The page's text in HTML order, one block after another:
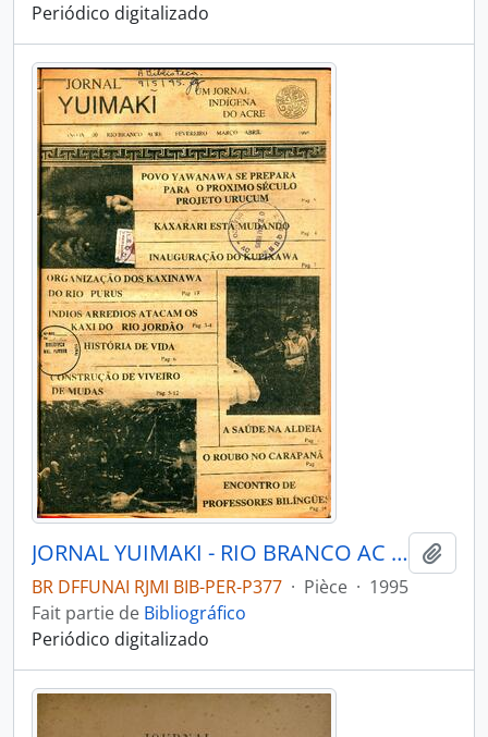
Periódico digitalizado
JORNAL YUIMAKI - RIO BRANCO AC COMISSÃO PRÓ ÍNDIOACRE - 1995 - Nº09
BR DFFUNAI RJMI BIB-PER-P377 · Pièce · 1995
Fait partie de Bibliográfico
Periódico digitalizado